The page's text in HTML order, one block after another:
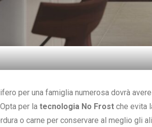
per una famiglia numerosa dovrà
per la tecnologia No Frost che evita
o carne per conservare al meglio gli